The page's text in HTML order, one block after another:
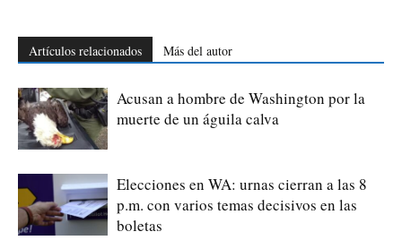
Artículos relacionados Más del autor
Acusan a hombre de Washington por la
muerte de un águila calva
Elecciones en WA: urnas cierran a las 8
p.m. con varios temas decisivos en las
boletas